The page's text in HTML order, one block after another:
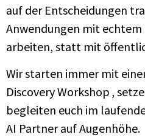
auf der Entscheidungen
Anwendungen mit
arbeiten, statt mit
Wir starten immer mit
Discovery Workshop ,
begleiten euch im
AI Partner auf Augenhöhe.